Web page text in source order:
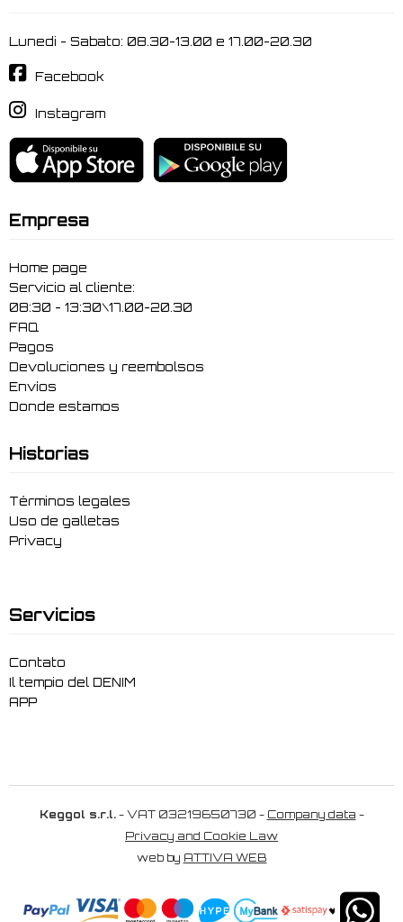
Lunedi - Sabato: 08.30-13.00 e 17.00-20.30
Facebook
Instagram
Empresa
Home page
Servicio al cliente:
08:30 - 13:30\17.00-20.30
FAQ
Pagos
Devoluciones y reembolsos
Envíos
Donde estamos
Historias
Términos legales
Uso de galletas
Privacy
Servicios
Contato
Il tempio del DENIM
APP
Keggol s.r.l.- VAT 03219650730 - Company data -
Privacy and Cookie Law
web by ATTIVA WEB